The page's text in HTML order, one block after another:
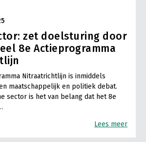
zet doelsturing door
8e Actieprogramma
Nitraatrichtlijn is inmiddels
maatschappelijk en politiek debat.
sector is het van belang dat het 8e
Lees meer